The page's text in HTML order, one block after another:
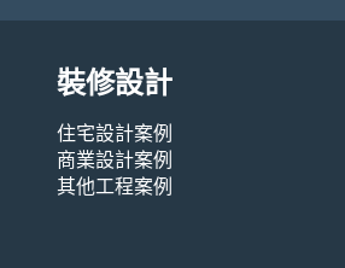
裝修設計
住宅設計案例
商業設計案例
其他工程案例